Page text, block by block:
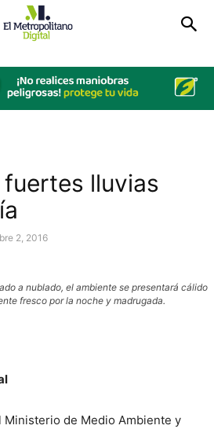
lluvias
2, 2016
a nublado, el ambiente se presentará cálido
fresco por la noche y madrugada.
Ministerio de Medio Ambiente y